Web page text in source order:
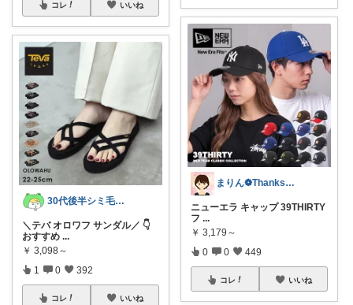
コレ いいね
30代後半シミ毛穴⌇成分重視スキンケア
＼テバ オロワフ サンダル／ 👇
おすすめ ...
￥ 3,098～
1 0 392
コレ いいね
まりん❁Thanks a lot‪ ❤︎
ニューエラ キャップ 39THIRTY
フ ...
￥ 3,179～
0 0 449
コレ いいね